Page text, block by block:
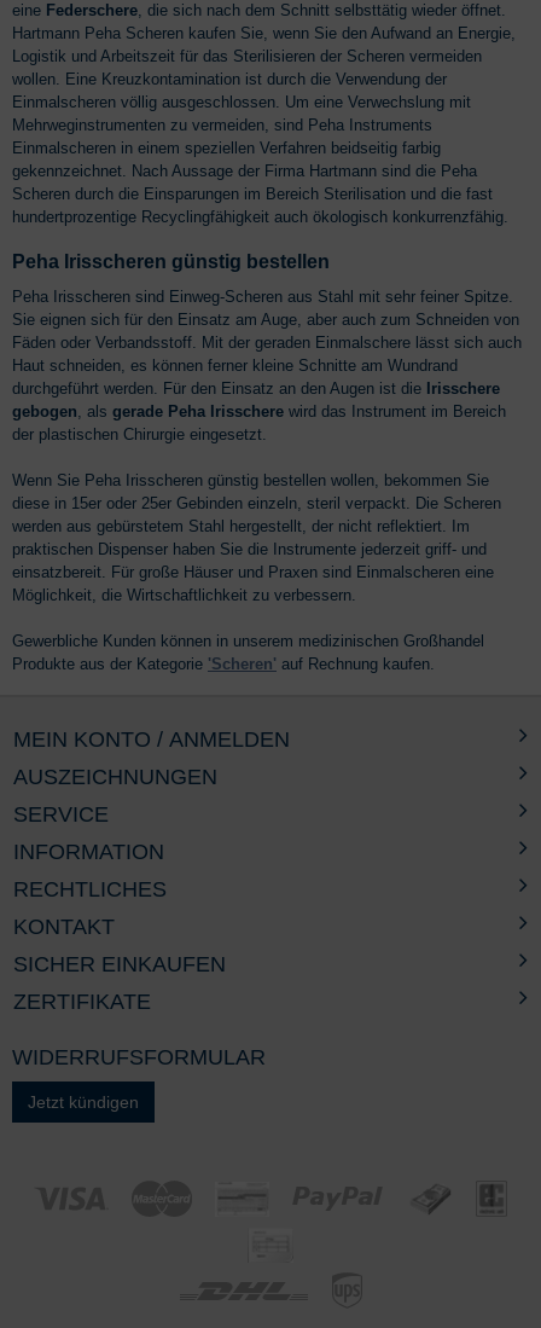
eine Federschere, die sich nach dem Schnitt selbsttätig wieder öffnet.
Hartmann Peha Scheren kaufen Sie, wenn Sie den Aufwand an Energie,
Logistik und Arbeitszeit für das Sterilisieren der Scheren vermeiden
wollen. Eine Kreuzkontamination ist durch die Verwendung der
Einmalscheren völlig ausgeschlossen. Um eine Verwechslung mit
Mehrweginstrumenten zu vermeiden, sind Peha Instruments
Einmalscheren in einem speziellen Verfahren beidseitig farbig
gekennzeichnet. Nach Aussage der Firma Hartmann sind die Peha
Scheren durch die Einsparungen im Bereich Sterilisation und die fast
hundertprozentige Recyclingfähigkeit auch ökologisch konkurrenzfähig.
Peha Irisscheren günstig bestellen
Peha Irisscheren sind Einweg-Scheren aus Stahl mit sehr feiner Spitze.
Sie eignen sich für den Einsatz am Auge, aber auch zum Schneiden von
Fäden oder Verbandsstoff. Mit der geraden Einmalschere lässt sich auch
Haut schneiden, es können ferner kleine Schnitte am Wundrand
durchgeführt werden. Für den Einsatz an den Augen ist die Irisschere
gebogen, als gerade Peha Irisschere wird das Instrument im Bereich
der plastischen Chirurgie eingesetzt.
Wenn Sie Peha Irisscheren günstig bestellen wollen, bekommen Sie
diese in 15er oder 25er Gebinden einzeln, steril verpackt. Die Scheren
werden aus gebürstetem Stahl hergestellt, der nicht reflektiert. Im
praktischen Dispenser haben Sie die Instrumente jederzeit griff- und
einsatzbereit. Für große Häuser und Praxen sind Einmalscheren eine
Möglichkeit, die Wirtschaftlichkeit zu verbessern.
Gewerbliche Kunden können in unserem medizinischen Großhandel
Produkte aus der Kategorie 'Scheren' auf Rechnung kaufen.
AUSZEICHNUNGEN
SERVICE
INFORMATION
RECHTLICHES
MEIN KONTO / ANMELDEN
KONTAKT
SICHER EINKAUFEN
ZERTIFIKATE
WIDERRUFSFORMULAR
Jetzt kündigen